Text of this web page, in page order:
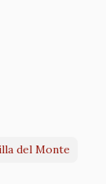
del Monte